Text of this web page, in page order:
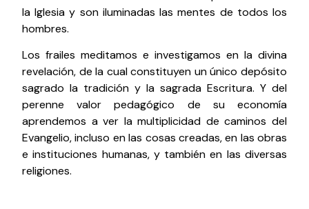
la Iglesia y son iluminadas las mentes de todos los
hombres.
Los frailes meditamos e investigamos en la divina
revelación, de la cual constituyen un único depósito
sagrado la tradición y la sagrada Escritura. Y del
perenne valor pedagógico de su economía
aprendemos a ver la multiplicidad de caminos del
Evangelio, incluso en las cosas creadas, en las obras
e instituciones humanas, y también en las diversas
religiones.